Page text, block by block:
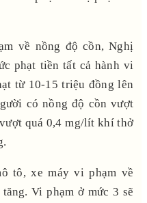
về nồng độ cồn, Nghị
phạt tiền tất cả hành vi
từ 10-15 triệu đồng lên
có nồng độ cồn vượt
quá 0,4 mg/lít khí thở
tô, xe máy vi phạm về
Vi phạm ở mức 3 sẽ